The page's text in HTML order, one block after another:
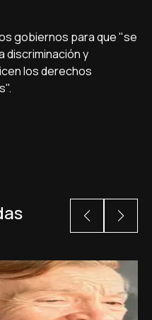
gobiernos para que "se
discriminación y
los derechos